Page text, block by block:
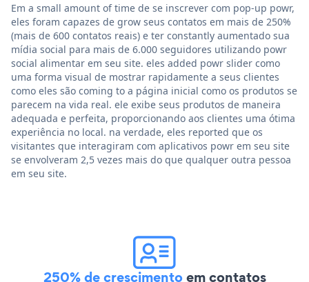
Em a small amount of time de se inscrever com pop-up powr,
eles foram capazes de grow seus contatos em mais de 250%
(mais de 600 contatos reais) e ter constantly aumentado sua
mídia social para mais de 6.000 seguidores utilizando powr
social alimentar em seu site. eles added powr slider como
uma forma visual de mostrar rapidamente a seus clientes
como eles são coming to a página inicial como os produtos se
parecem na vida real. ele exibe seus produtos de maneira
adequada e perfeita, proporcionando aos clientes uma ótima
experiência no local. na verdade, eles reported que os
visitantes que interagiram com aplicativos powr em seu site
se envolveram 2,5 vezes mais do que qualquer outra pessoa
em seu site.
250% de crescimentoem contatos